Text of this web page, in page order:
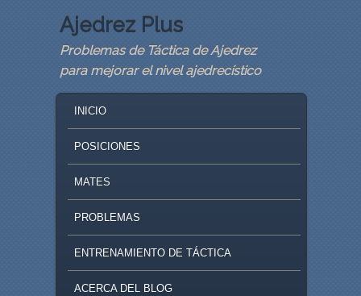
Ajedrez Plus
Problemas de Táctica de Ajedrez
para mejorar el nivel ajedrecístico
SKIP TO PRIMARY CONTENT
SKIP TO SECONDARY CONTENT
INICIO
POSICIONES
MATES
PROBLEMAS
ENTRENAMIENTO DE TÁCTICA
ACERCA DEL BLOG